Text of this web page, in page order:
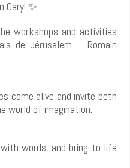
Gary!✨
workshops and activities
de Jérusalem – Romain
come alive and invite both
world of imagination.
words, and bring to life